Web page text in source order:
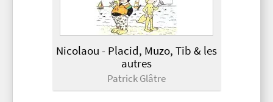
Nicolaou - Placid, Muzo, Tib & les
autres
Patrick Glâtre